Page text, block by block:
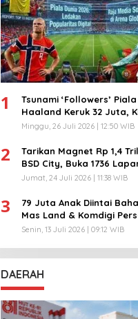
1
Tsunami ‘Followers’
Haaland Keruk 32 Juta,
Bikin Geger!
Minggu, 26 Juli 2026 | 12:50 WIB
2
Tarikan Magnet Rp 1,4
BSD City, Buka 1736
Jumat, 24 Juli 2026 | 11:38 WIB
3
79 Juta Anak Diintai
Mas Land & Komdigi
Ratusan Guru!
Senin, 13 Juli 2026 | 09:12 WIB
DAERAH